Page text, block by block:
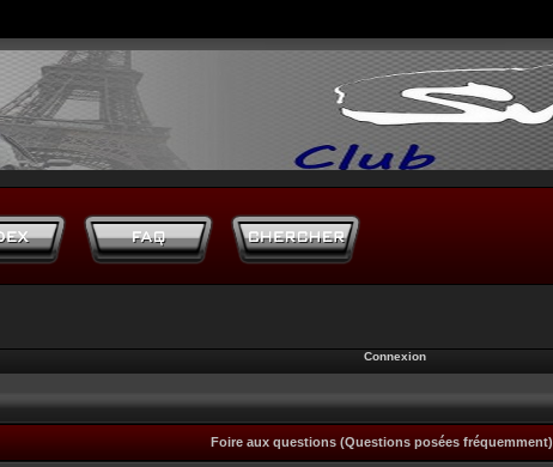
Connexion
Foire aux questions (Questions posées fréquemment)